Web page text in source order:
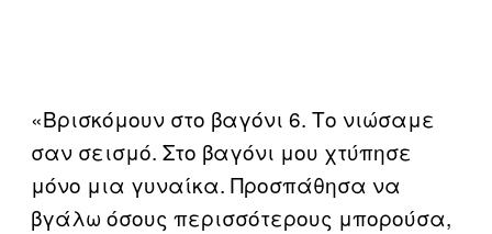
«Βρισκόμουν στο βαγόνι 6. Το νιώσαμε
σαν σεισμό. Στο βαγόνι μου χτύπησε
μόνο μια γυναίκα. Προσπάθησα να
βγάλω όσους περισσότερους μπορούσα,